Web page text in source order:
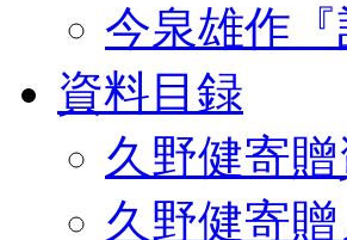
今泉雄作『
資料目録
久野健寄
久野健寄